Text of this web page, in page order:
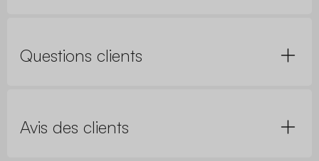
Questions clients
Avis des clients